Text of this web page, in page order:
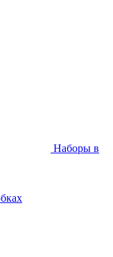
Наборы в